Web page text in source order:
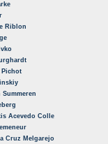
Riblon
Pichot
Summeren
Acevedo Colle
Cruz Melgarejo